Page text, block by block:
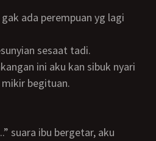
sesaat tadi.
begituan.